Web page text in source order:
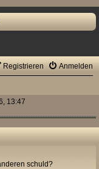
Anmelden
Registrieren
13:47
schuld?